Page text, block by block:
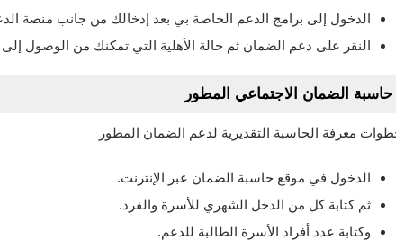
الدخول إلى برامج الدعم الخاصة بي بعد إدخالك من جانب منصة
النقر على دعم الضمان ثم حالة الأهلية التي تمكنك من الوصول
حاسبة الضمان الاجتماعي المطور
معرفة الحاسبة التقديرية لدعم الضمان المطور
الدخول في موقع حاسبة الضمان عبر الإنترنت.
ثم كتابة كل من الدخل الشهري للأسرة والفرد.
وكتابة عدد أفراد الأسرة الطالبة للدعم.